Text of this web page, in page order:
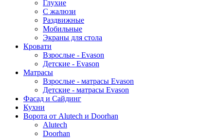
Глухие
С жалюзи
Раздвижные
Мобильные
Экраны для стола
Кровати
Взрослые - Evason
Детские - Evason
Матрасы
Взрослые - матрасы Evason
Детские - матрасы Evason
Фасад и Сайдинг
Кухни
Ворота от Alutech и Doorhan
Alutech
Doorhan